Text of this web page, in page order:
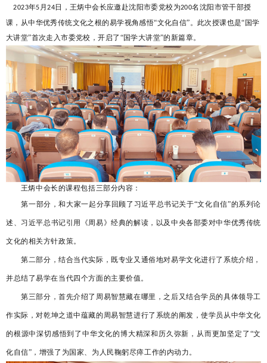
2023年5 月24日，王炳中会长应邀赴沈阳市委党校为200名沈阳市管干部授
课，从中华优秀传统文化之根的易学视角感悟“文化自信”。此次授课也是“国学
大讲堂”首次走入市委党校，开启了“国学大讲堂”的新篇章。
王炳中会长的课程包括三部分内容：
第一部分，和大家一起分享回顾了习近平总书记关于“文化自信”的系列论
述、习近平总书记引用《周易》经典的解读，以及中央各部委对中华优秀传统
文化的相关方针政策。
第二部分，结合当代实际，既专业又通俗地对易学文化进行了系统介绍，
并总结了易学在当代四个方面的主要价值。
第三部分，首先介绍了周易智慧藏在哪里，之后又结合学员的具体领导工
作实际，对乾坤之道中蕴藏的周易智慧进行了系统的阐发，使学员从中华文化
的根源中深切感悟到了中华文化的博大精深和历久弥新，从而更加坚定了“文
化自信”，增强了为国家、为人民鞠躬尽瘁工作的内动力。